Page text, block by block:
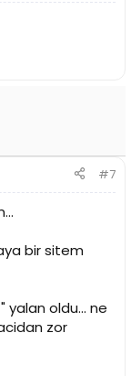
#7
bir sitem
yalan oldu... ne
zor